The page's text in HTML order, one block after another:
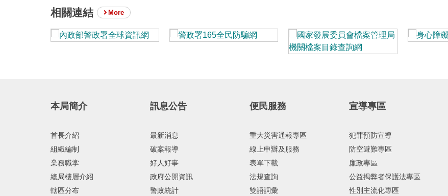
相關連結 More
本局簡介
首長介紹
組織編制
業務職掌
總局樓層介紹
轄區分布
訊息公告
最新消息
破案報導
好人好事
政府公開資訊
警政統計
便民服務
重大災害通報專區
線上申辦及服務
表單下載
法規查詢
雙語詞彙
宣導專區
犯罪預防宣導
防空避難專區
廉政專區
公益揭弊者保護法專區
性別主流化專區